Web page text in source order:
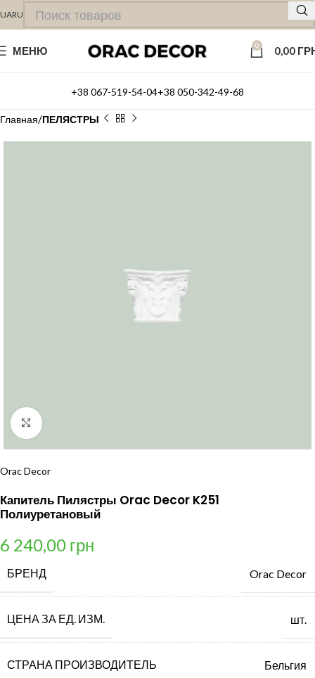
UARU
МЕНЮ 0 0,00
+38 067-519-54-04+38 050-342-49-68
Главная ПЕЛЯСТРЫ
Нажмите, чтобы увеличить
Orac Decor
Капитель Пилястры Orac Decor K251
Полиуретановый
6 240,00 грн
БРЕНД Orac Decor
ЦЕНА ЗА ЕД. ИЗМ. шт.
СТРАНА ПРОИЗВОДИТЕЛЬ Бельгия